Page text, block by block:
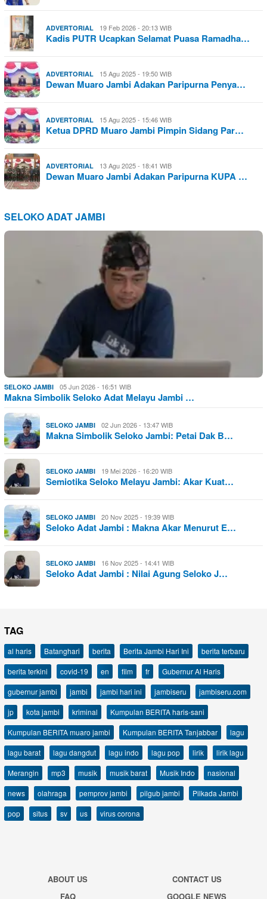
ADVERTORIAL 19 Feb 2026 - 20:13 WIB
Kadis PUTR Ucapkan Selamat Puasa Ramadha…
ADVERTORIAL 15 Agu 2025 - 19:50 WIB
Dewan Muaro Jambi Adakan Paripurna Penya…
ADVERTORIAL 15 Agu 2025 - 15:46 WIB
Ketua DPRD Muaro Jambi Pimpin Sidang Par…
ADVERTORIAL 13 Agu 2025 - 18:41 WIB
Dewan Muaro Jambi Adakan Paripurna KUPA …
SELOKO ADAT JAMBI
SELOKO JAMBI 05 Jun 2026 - 16:51 WIB
Makna Simbolik Seloko Adat Melayu Jambi …
SELOKO JAMBI 02 Jun 2026 - 13:47 WIB
Makna Simbolik Seloko Jambi: Petai Dak B…
SELOKO JAMBI 19 Mei 2026 - 16:20 WIB
Semiotika Seloko Melayu Jambi: Akar Kuat…
SELOKO JAMBI 20 Nov 2025 - 19:39 WIB
Seloko Adat Jambi : Makna Akar Menurut E…
SELOKO JAMBI 16 Nov 2025 - 14:41 WIB
Seloko Adat Jambi : Nilai Agung Seloko J…
TAG
al haris Batanghari berita Berita Jambi Hari Ini
berita terbaru
berita terkini
covid-19 en film fr
Gubernur Al Haris
gubernur jambi
jambi jambi hari ini jambiseru
jambiseru.com
jp
kota jambi kriminal
Kumpulan BERITA haris-sani
Kumpulan BERITA muaro jambi
Kumpulan BERITA Tanjabbar
lagu
lagu barat
lagu dangdut lagu indo lagu pop lirik
lirik lagu
Merangin
mp3 musik musik barat Musik Indo
nasional
news
olahraga pemprov jambi pilgub jambi
Pilkada Jambi
pop
situs sv us virus corona
ABOUT US
CONTACT US
FAQ
GOOGLE NEWS